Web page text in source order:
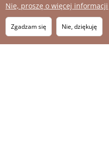
Footer
Zapisz się na
Obraz
Nie, proszę o więcej informacji
Zgadzam się Nie, dziękuję